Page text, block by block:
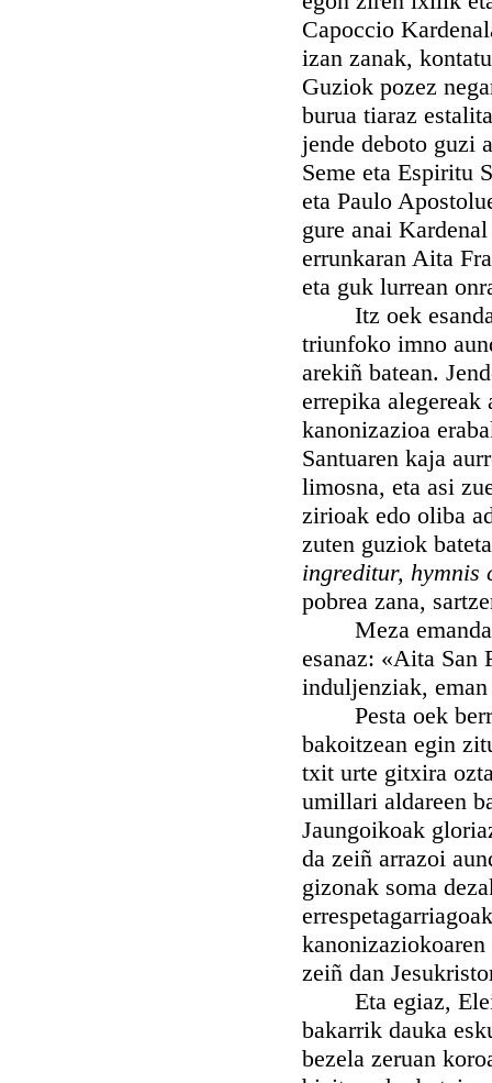
Capoccio
izan zanak,
Guziok pozez
burua tiaraz
jende deboto guzi
Seme eta Espiritu
eta Paulo
gure anai
errunkaran Aita
eta guk lurrean
Itz oek esanda,
triunfoko imno
arekiñ batean.
errepika alegereak
kanonizazioa
Santuaren kaja
limosna, eta asi
zirioak edo oliba
zuten guziok
ingreditur, hymnis
pobrea zana,
Meza
esanaz: «Aita San
induljenziak,
Pesta oek
bakoitzean egin
txit urte gitxira
umillari aldareen
Jaungoikoak
da zeiñ arrazoi
gizonak soma
zeiñ dan
Eta egiaz,
bakarrik dauka
bezela zeruan